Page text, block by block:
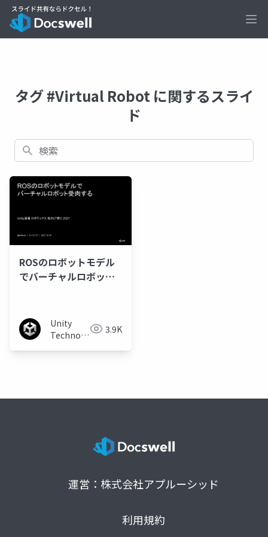
タグ #Virtual Robot に関するスライ
ド
検索
ROSのロボットモデル
でバーチャルロボット
Unity
Technologies 3.9K
運営：株式会社アプルーシッド
利用規約